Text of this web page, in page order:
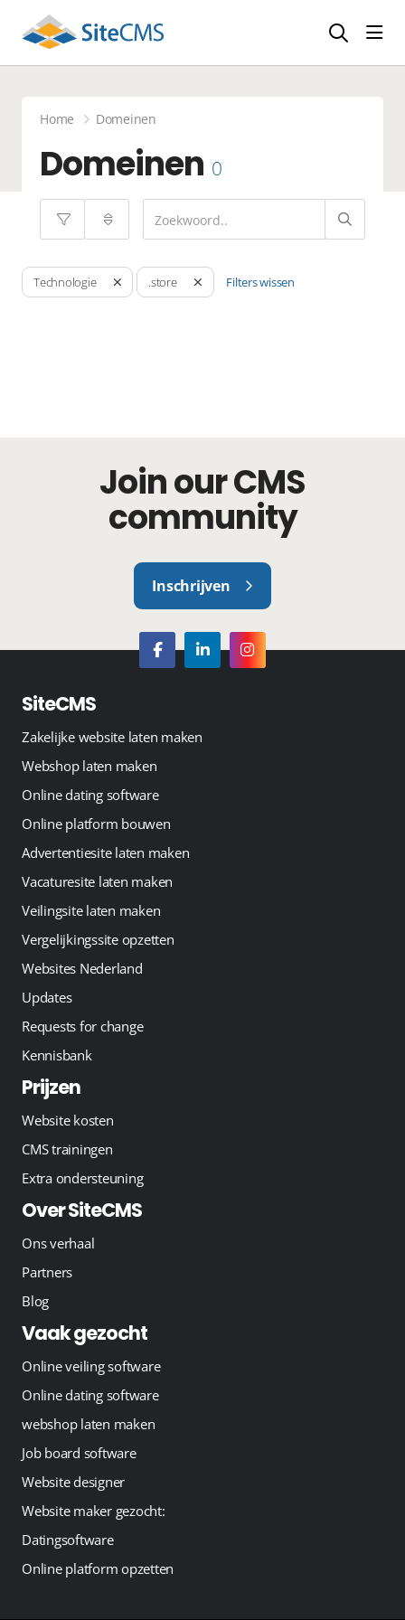
Home Domeinen
Domeinen 0
Technologie .store Filters wissen
Join our CMS
community
Inschrijven
SiteCMS
Zakelijke website laten maken
Webshop laten maken
Online dating software
Online platform bouwen
Advertentiesite laten maken
Vacaturesite laten maken
Veilingsite laten maken
Vergelijkingssite opzetten
Websites Nederland
Updates
Requests for change
Kennisbank
Prijzen
Website kosten
CMS trainingen
Extra ondersteuning
Over SiteCMS
Ons verhaal
Partners
Blog
Vaak gezocht
Online veiling software
Online dating software
webshop laten maken
Job board software
Website designer
Website maker gezocht:
Datingsoftware
Online platform opzetten